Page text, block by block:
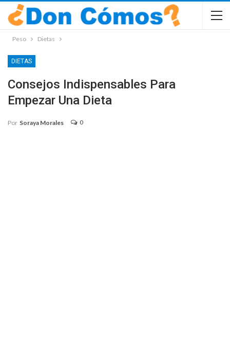
Peso Dietas
DIETAS
Consejos Indispensables Para
Empezar Una Dieta
Por Soraya Morales 0